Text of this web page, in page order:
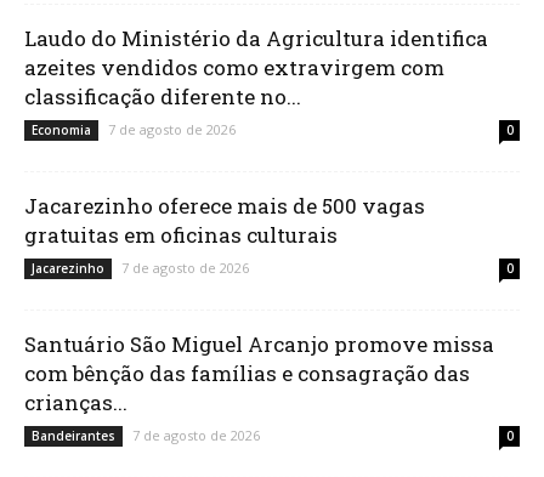
Laudo do Ministério da Agricultura identifica
azeites vendidos como extravirgem com
classificação diferente no...
Economia 7 de agosto de 2026 0
Jacarezinho oferece mais de 500 vagas
gratuitas em oficinas culturais
Jacarezinho 7 de agosto de 2026 0
Santuário São Miguel Arcanjo promove missa
com bênção das famílias e consagração das
crianças...
Bandeirantes 7 de agosto de 2026 0